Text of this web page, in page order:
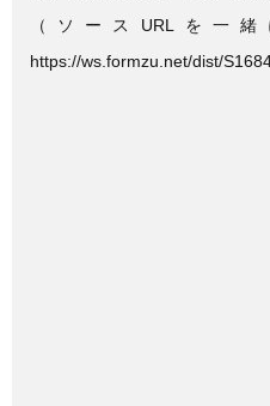
（ソースURLを一
https://ws.formzu.net/dist/